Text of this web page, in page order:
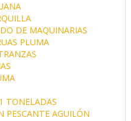
DE MAQUINARIAS
PLUMA
TONELADAS
PESCANTE AGUILÓN